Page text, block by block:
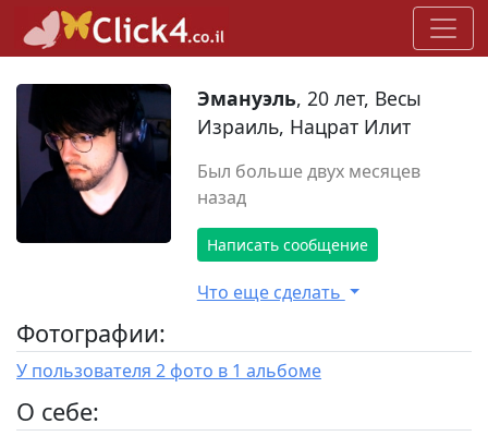
Эмануэль, 20 лет, Весы
Израиль, Нацрат Илит
Был больше двух месяцев
назад
Написать сообщение
Что еще сделать
Фотографии:
У пользователя 2 фото в 1 альбоме
O себе: